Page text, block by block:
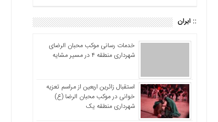
:: ایران
خدمات رسانی موکب محبان الرضای
شهرداری منطقه ۴ در مسیر مشایه
استقبال زائرین اربعین از مراسم تعزیه
خوانی در موکب محبان الرضا (ع)
شهرداری منطقه یک